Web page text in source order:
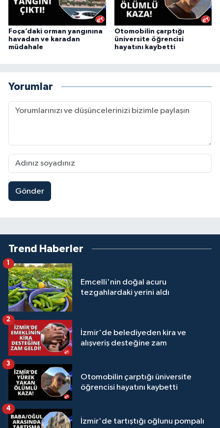
Foça’daki orman yangınına
havadan ve karadan
müdahale
Otomobilin çarptığı
üniversite öğrencisi
hayatını kaybetti
Yorumlar
Gönder
Trend Haberler
Emcelli'nin doğal acuru
tezgahlardaki yerini aldı
İzmir'de belediyeden kira ve
alışveriş desteğine zam
2
Otomobilin çarptığı üniversite
öğrencisi hayatını kaybetti
3
İzmir'de tartıştığı oğlunu pompalı
4